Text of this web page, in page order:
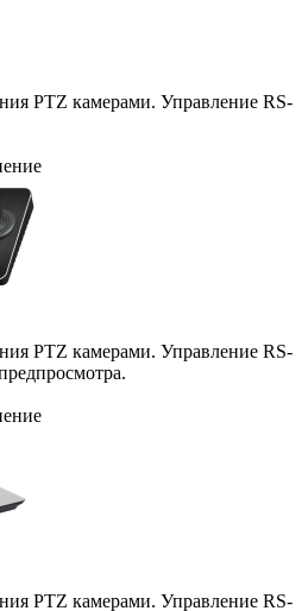
PTZ камерами. Управление RS-
PTZ камерами. Управление RS-
PTZ камерами. Управление RS-